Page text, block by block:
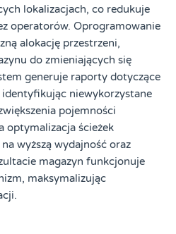
lokalizacjach, co redukuje
operatorów. Oprogramowanie
alokację przestrzeni,
do zmieniających się
generuje raporty dotyczące
niewykorzystane
pojemności
optymalizacja ścieżek
wyższą wydajność oraz
magazyn funkcjonuje
maksymalizując